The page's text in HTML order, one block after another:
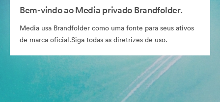
Bem-vindo ao Media privado Brandfolder.
Media usa Brandfolder como uma fonte para seus ativos
de marca oficial.Siga todas as diretrizes de uso.